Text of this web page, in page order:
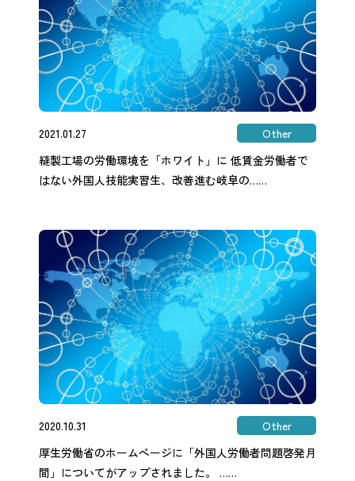
2021.01.27
Other
縫製工場の労働環境を「ホワイト」に 低賃金労働者で
はない外国人技能実習生、改善進む岐阜の……
2020.10.31
Other
厚生労働省のホームぺージに「外国人労働者問題啓発月
間」についてがアップされました。 ……